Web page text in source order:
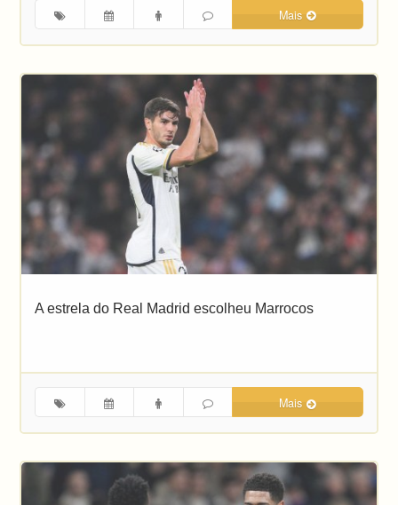
Mais
A estrela do Real Madrid escolheu Marrocos
Mais